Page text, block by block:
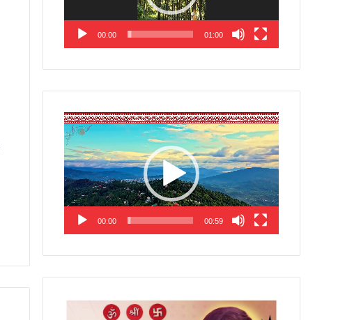
00:00 01:00
Video
Player
00:00 00:59